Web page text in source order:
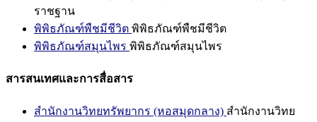
ราชฐาน
พิพิธภัณฑ์พืชมีชีวิต พิพิธภัณฑ์พืชมีชีวิต
พิพิธภัณฑ์สมุนไพร พิพิธภัณฑ์สมุนไพร
สารสนเทศและการสื่อสาร
สำนักงานวิทยทรัพยากร (หอสมุดกลาง) สำนักงานวิทย